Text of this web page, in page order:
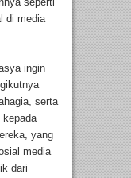
di media
ingin
serta
kepada
yang
media
dari